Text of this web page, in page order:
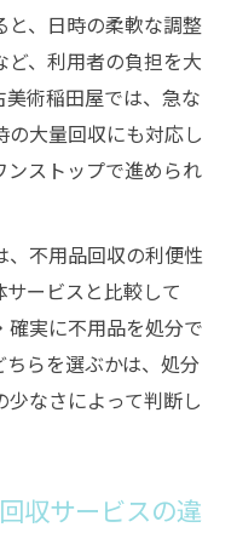
と、日時の柔軟な調整
、利用者の負担を大
術稲田屋では、急な
大量回収にも対応し
ンストップで進められ
、不用品回収の利便性
ービスと比較して
確実に不用品を処分で
らを選ぶかは、処分
なさによって判断し
収サービスの違